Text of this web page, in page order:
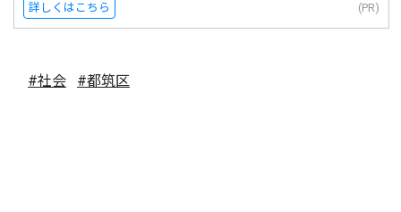
詳しくはこちら (PR)
#社会 #都筑区